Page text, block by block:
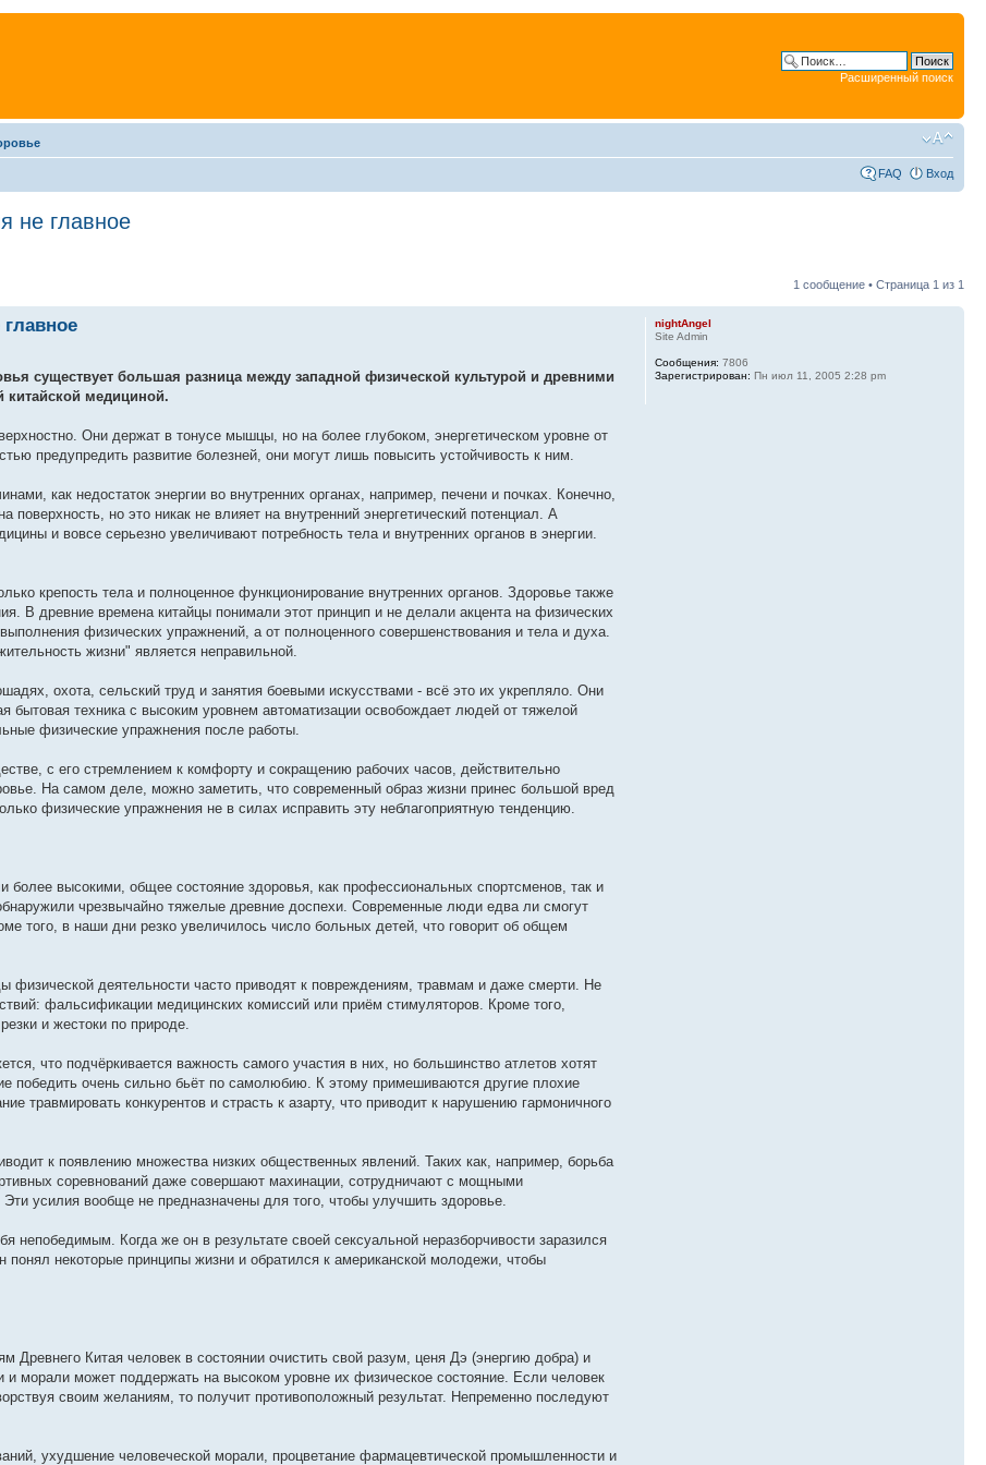
Расширенный поиск
FAQ Вход
не главное
1 сообщение • Страница 1 из 1
существует большая разница между западной физической культурой и древними
китайской медициной.
Они держат в тонусе мышцы, но на более глубоком, энергетическом уровне от
предупредить развитие болезней, они могут лишь повысить устойчивость к ним.
как недостаток энергии во внутренних органах, например, печени и почках. Конечно,
но это никак не влияет на внутренний энергетический потенциал. А
и вовсе серьезно увеличивают потребность тела и внутренних органов в энергии.
крепость тела и полноценное функционирование внутренних органов. Здоровье также
В древние времена китайцы понимали этот принцип и не делали акцента на физических
физических упражнений, а от полноценного совершенствования и тела и духа.
жизни" является неправильной.
охота, сельский труд и занятия боевыми искусствами - всё это их укрепляло. Они
техника с высоким уровнем автоматизации освобождает людей от тяжелой
физические упражнения после работы.
с его стремлением к комфорту и сокращению рабочих часов, действительно
На самом деле, можно заметить, что современный образ жизни принес большой вред
физические упражнения не в силах исправить эту неблагоприятную тенденцию.
более высокими, общее состояние здоровья, как профессиональных спортсменов, так и
чрезвычайно тяжелые древние доспехи. Современные люди едва ли смогут
того, в наши дни резко увеличилось число больных детей, что говорит об общем
физической деятельности часто приводят к повреждениям, травмам и даже смерти. Не
фальсификации медицинских комиссий или приём стимуляторов. Кроме того,
и жестоки по природе.
что подчёркивается важность самого участия в них, но большинство атлетов хотят
победить очень сильно бьёт по самолюбию. К этому примешиваются другие плохие
травмировать конкурентов и страсть к азарту, что приводит к нарушению гармоничного
к появлению множества низких общественных явлений. Таких как, например, борьба
соревнований даже совершают махинации, сотрудничают с мощными
усилия вообще не предназначены для того, чтобы улучшить здоровье.
непобедимым. Когда же он в результате своей сексуальной неразборчивости заразился
некоторые принципы жизни и обратился к американской молодежи, чтобы
Древнего Китая человек в состоянии очистить свой разум, ценя Дэ (энергию добра) и
морали может поддержать на высоком уровне их физическое состояние. Если человек
своим желаниям, то получит противоположный результат. Непременно последуют
ухудшение человеческой морали, процветание фармацевтической промышленности и
nightAngel
Site Admin
Сообщения: 7806
Зарегистрирован: Пн июл 11, 2005 2:28 pm